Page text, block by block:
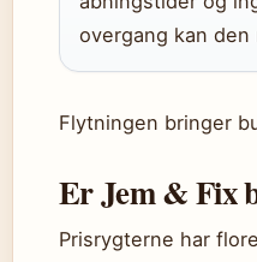
overgang kan
Flytningen bringer
Er Jem & Fix
Prisrygterne har